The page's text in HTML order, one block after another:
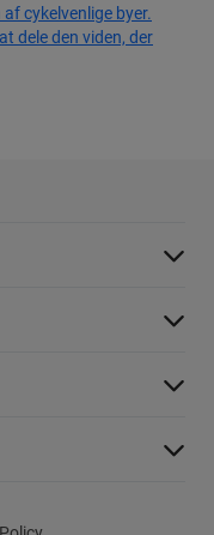
cykelvenlige byer.
dele den viden, der